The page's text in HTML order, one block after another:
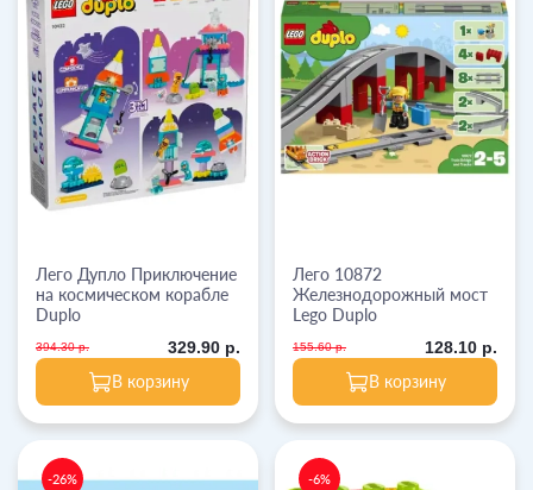
Лего Дупло Приключение
на космическом корабле
Duplo
394.30 р. 329.90 р.
В корзину
Лего 10872
Железнодорожный мост
Lego Duplo
155.60 р. 128.10 р.
В корзину
-26% -6%